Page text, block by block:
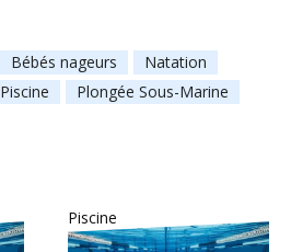
Bébés nageurs
Natation
Piscine
Plongée Sous-Marine
Piscine